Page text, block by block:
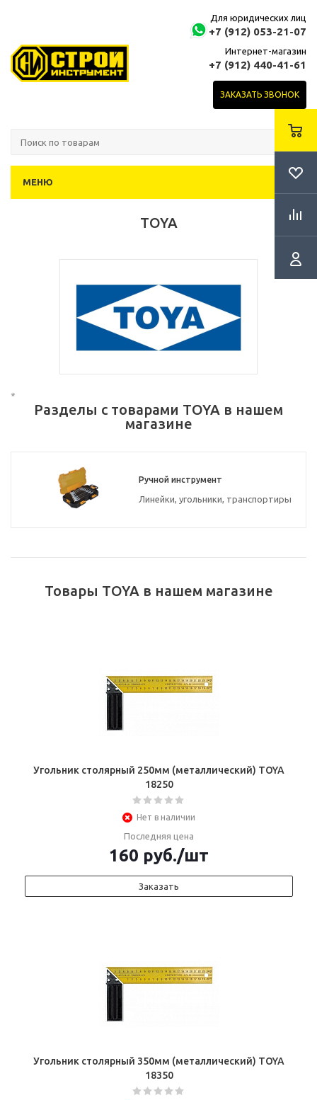
Для юридических лиц
+7 (912) 053-21-07
Интернет-магазин
+7 (912) 440-41-61
ЗАКАЗАТЬ ЗВОНОК
МЕНЮ
TOYA
*
Разделы с товарами TOYA в нашем
магазине
Ручной инструмент
Линейки, угольники, транспортиры
Товары TOYA в нашем магазине
Угольник столярный 250мм (металлический) TOYA
18250
Нет в наличии
Последняя цена
160 руб./шт
Заказать
Угольник столярный 350мм (металлический) TOYA
18350